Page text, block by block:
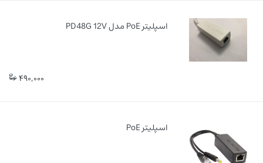
اسپلیتر PoE مدل PD48G 12V
490,000
اسپلیتر PoE